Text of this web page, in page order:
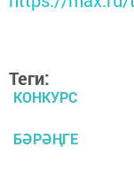
Теги:
КОНКУРС
БӘРӘҢГЕ